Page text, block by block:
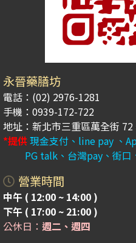
永晉藥膳坊
電話：(02) 2976-1281
手機：0939-172-722
地址：新北市三重區萬全街 72
*提供現金支付、line pay 、
PG talk、台灣pay、街口
營業時間
中午 ( 12:00 ~ 14:00 )
下午 ( 17:00 ~ 21:00 )
公休日： 週二、週四